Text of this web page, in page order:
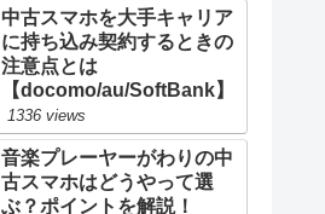
中古スマホを大手キャリア
に持ち込み契約するときの
注意点とは
【docomo/au/SoftBank】
1336 views
音楽プレーヤーがわりの中
古スマホはどうやって選
ぶ？ポイントを解説！